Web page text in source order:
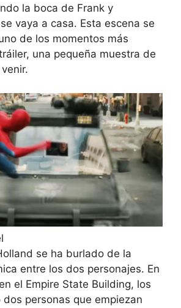
la boca de Frank y
vaya a casa. Esta escena se
de los momentos más
una pequeña muestra de
se ha burlado de la
entre los dos personajes. En
el Empire State Building, los
personas que empiezan